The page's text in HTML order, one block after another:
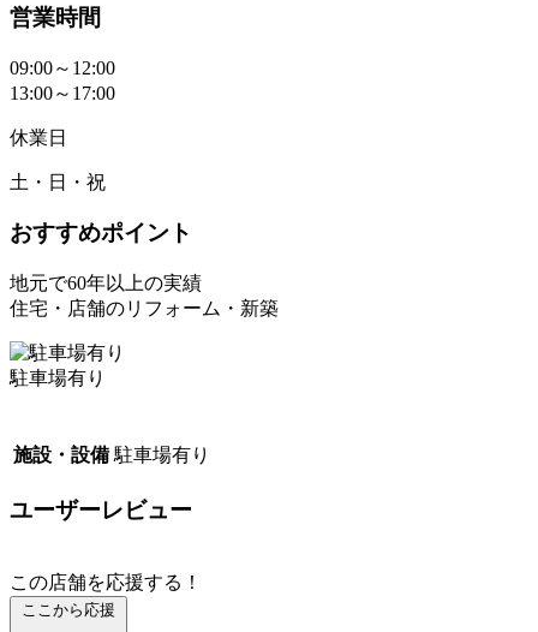
営業時間
09:00～12:00
13:00～17:00
休業日
土・日・祝
おすすめポイント
地元で60年以上の実績
住宅・店舗のリフォーム・新築
駐車場有り
施設・設備 駐車場有り
ユーザーレビュー
この店舗を応援する！
ここから応援